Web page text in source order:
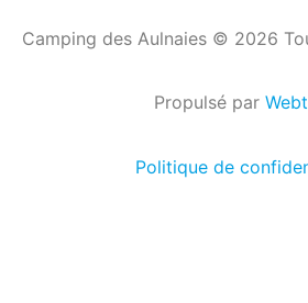
Camping des Aulnaies © 2026
Propulsé par
Politique de